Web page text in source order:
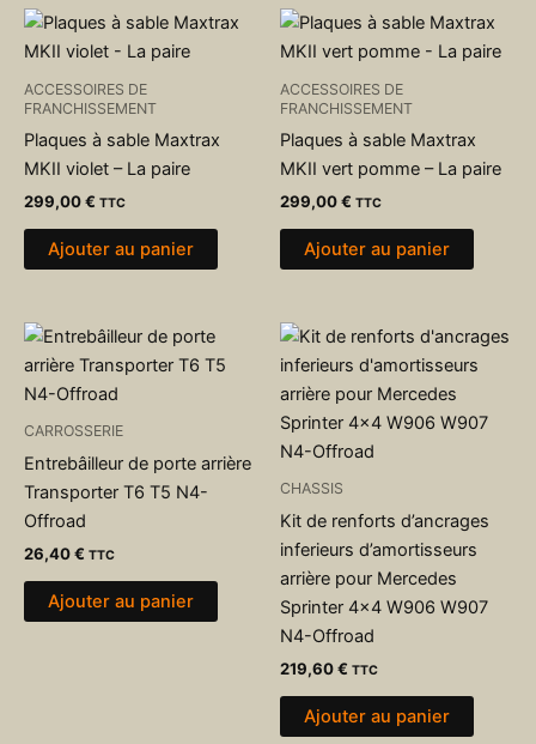
ACCESSOIRES DE
FRANCHISSEMENT
Plaques à sable Maxtrax
MKII violet – La paire
299,00€ TTC
Ajouter au panier
ACCESSOIRES DE
FRANCHISSEMENT
Plaques à sable Maxtrax
MKII vert pomme – La paire
299,00€ TTC
Ajouter au panier
CARROSSERIE
Entrebâilleur de porte arrière
Transporter T6 T5 N4-
Offroad
26,40€ TTC
Ajouter au panier
CHASSIS
Kit de renforts d’ancrages
inferieurs d’amortisseurs
arrière pour Mercedes
Sprinter 4×4 W906 W907
N4-Offroad
219,60€ TTC
Ajouter au panier